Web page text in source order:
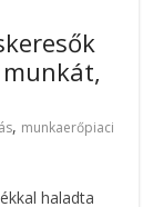
, munkaerőpiaci
haladta